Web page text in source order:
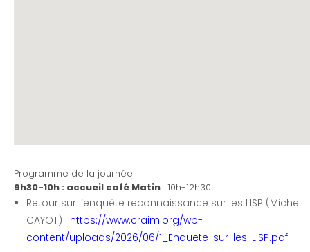
Programme de la journée
9h30-10h : accueil café Matin : 10h-12h30 :
Retour sur l’enquête reconnaissance sur les LISP (Michel
CAYOT) : https://www.craim.org/wp-
content/uploads/2026/06/1_Enquete-sur-les-LISP.pdf